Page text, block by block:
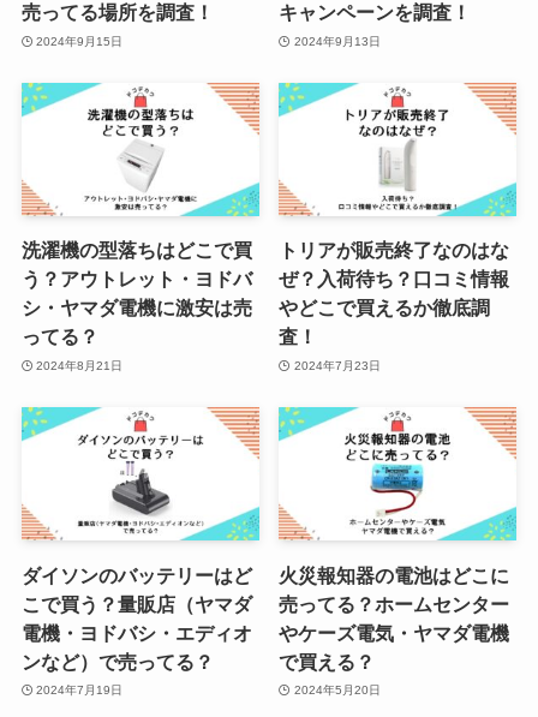
売ってる場所を調査！
2024年9月15日
キャンペーンを調査！
2024年9月13日
洗濯機の型落ちはどこで買
う？アウトレット・ヨドバ
シ・ヤマダ電機に激安は売
ってる？
2024年8月21日
トリアが販売終了なのはな
ぜ？入荷待ち？口コミ情報
やどこで買えるか徹底調
査！
2024年7月23日
ダイソンのバッテリーはど
こで買う？量販店（ヤマダ
電機・ヨドバシ・エディオ
ンなど）で売ってる？
2024年7月19日
火災報知器の電池はどこに
売ってる？ホームセンター
やケーズ電気・ヤマダ電機
で買える？
2024年5月20日